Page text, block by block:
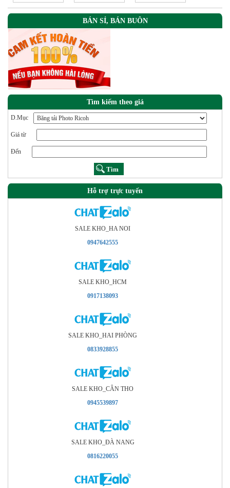
BÁN SỈ, BÁN BUÔN
Tìm kiếm theo giá
D.Mục
Giá từ
Đến
Hỗ trợ trực tuyến
SALE KHO_HA NOI
0947642555
SALE KHO_HCM
0917138093
SALE KHO_HAI PHÒNG
0833928855
SALE KHO_CÂN THO
0945539897
SALE KHO_ÐÀ NANG
0816220055